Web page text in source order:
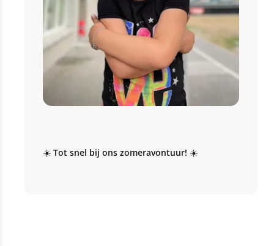
☀️ Tot snel bij ons zomeravontuur! ☀️